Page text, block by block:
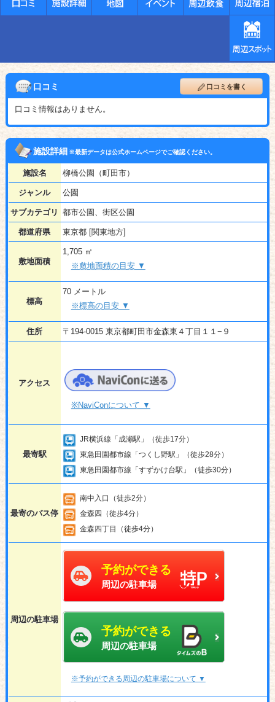
口コミ 口コミを書く
口コミ情報はありません。
施設詳細※最新データは公式ホームページでご確認ください。
施設名 柳橋公園（町田市）
ジャンル 公園
サブカテゴリ 都市公園、街区公園
都道府県 東京都 [関東地方]
敷地面積
1,705 ㎡
※敷地面積の目安 ▼
標高
70 メートル
※標高の目安 ▼
住所 〒194-0015 東京都町田市金森東４丁目１１−９
アクセス
※NaviConについて ▼
最寄駅
JR横浜線「成瀬駅」（徒歩17分）
東急田園都市線「つくし野駅」（徒歩28分）
東急田園都市線「すずかけ台駅」（徒歩30分）
最寄のバス停
南中入口（徒歩2分）
金森四（徒歩4分）
金森四丁目（徒歩4分）
周辺の駐車場
予約ができる
周辺の駐車場
予約ができる
周辺の駐車場
※予約ができる周辺の駐車場について ▼